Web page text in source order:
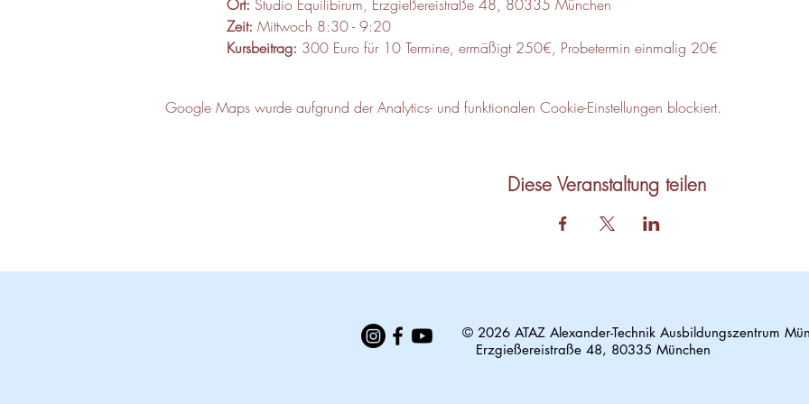
Ort: Studio Equilibirum, Erzgießereistraße 48, 80335 München
Zeit: Mittwoch 8:30 - 9:20
Kursbeitrag: 300 Euro für 10 Termine, ermäßigt 250€, Probetermin einmalig 20€
Google Maps wurde aufgrund der Analytics- und funktionalen Cookie-Einstellungen blockiert.
Diese Veranstaltung teilen
© 2026 ATAZ Alexander-Technik Ausbildungszentrum
Erzgießereistraße 48, 80335 München